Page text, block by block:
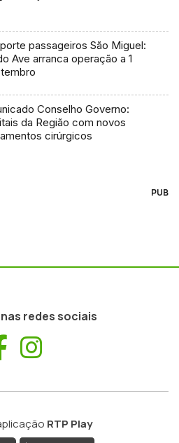
passageiros São Miguel:
Ave arranca operação a 1
Conselho Governo:
da Região com novos
cirúrgicos
PUB
redes sociais
Facebook
RTP Play